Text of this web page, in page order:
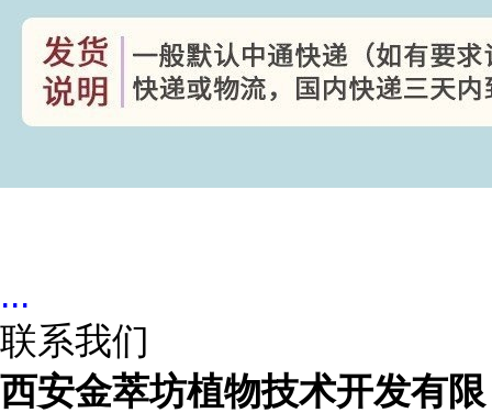
...
联系我们
西安金萃坊植物技术开发有限